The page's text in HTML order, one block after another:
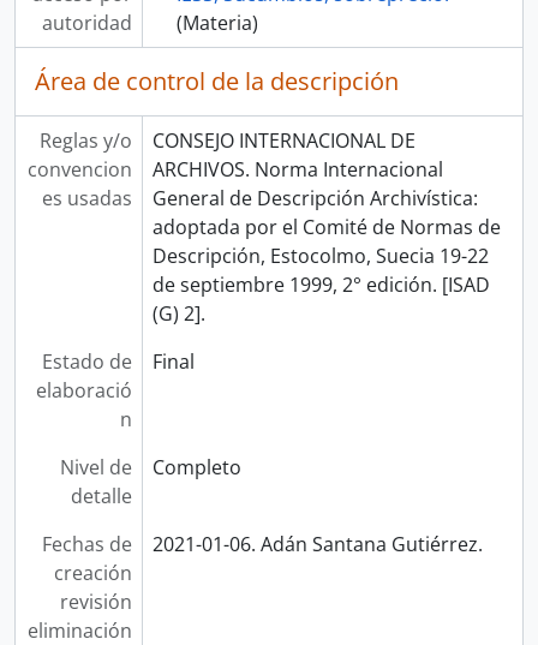
autoridad
(Materia)
Área de control de la descripción
Reglas y/o
convencion
es usadas
CONSEJO INTERNACIONAL DE
ARCHIVOS. Norma Internacional
General de Descripción Archivística:
adoptada por el Comité de Normas de
Descripción, Estocolmo, Suecia 19-22
de septiembre 1999, 2° edición. [ISAD
(G) 2].
Estado de
elaboració
n
Final
Nivel de
detalle
Completo
Fechas de
creación
revisión
eliminación
2021-01-06. Adán Santana Gutiérrez.